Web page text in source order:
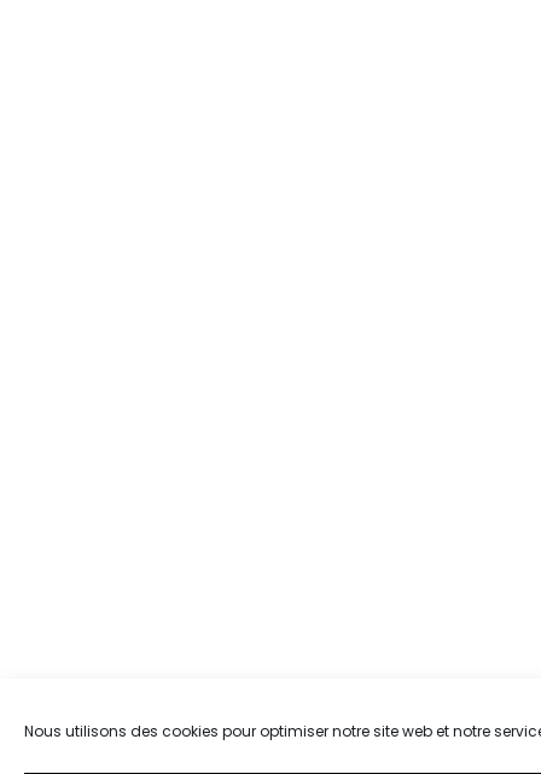
Nous utilisons des cookies pour optimiser notre site web et notre